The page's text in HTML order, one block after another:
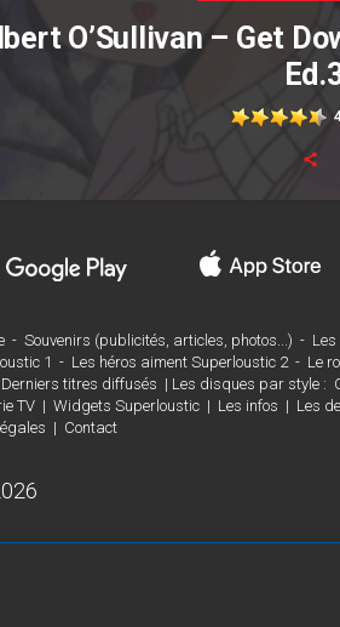
O’Sullivan – Get
- Souvenirs (publicités, articles, photos...) - Les
1 - Les héros aiment Superloustic 2 - Le
Derniers titres diffusés | Les disques par style :
TV | Widgets Superloustic | Les infos | Les
| Contact